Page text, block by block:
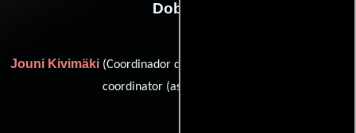
Dobles
Jouni Kivimäki(Coordinador de dobles) y
coordinator (as Reka Kontio))